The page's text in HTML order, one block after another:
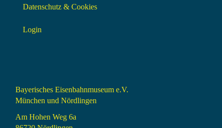
Datenschutz & Cookies
Login
Bayerisches Eisenbahnmuseum e.V.
München und Nördlingen
Am Hohen Weg 6a